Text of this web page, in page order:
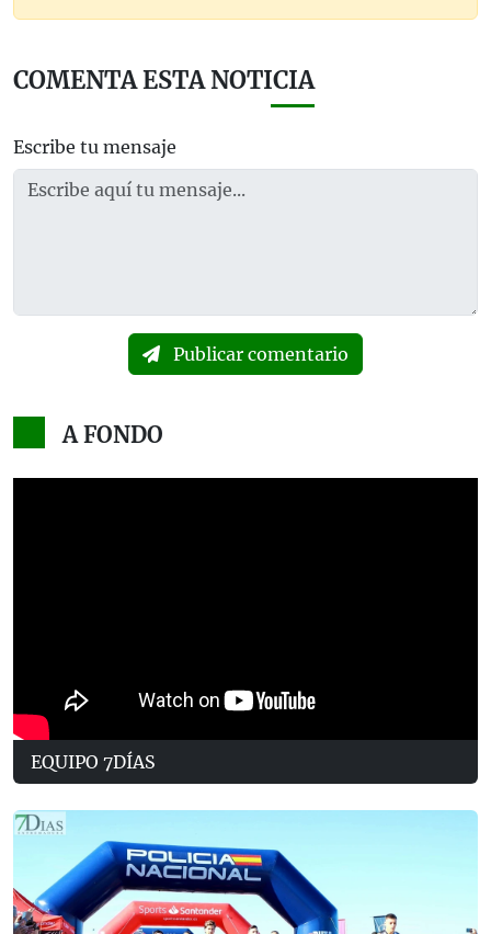
COMENTA ESTA NOTICIA
Escribe tu mensaje
Publicar comentario
A FONDO
EQUIPO 7DÍAS